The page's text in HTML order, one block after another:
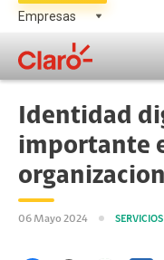
Identidad
importante
06 Mayo 2024